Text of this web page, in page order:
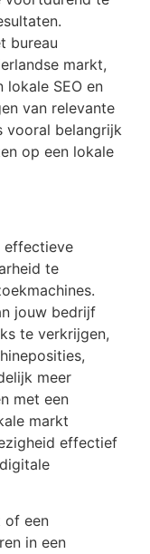
bureau
markt,
lokale SEO en
van relevante
vooral belangrijk
op een lokale
effectieve
te
jouw bedrijf
te verkrijgen,
meer
met een
markt
effectief
of een
in een